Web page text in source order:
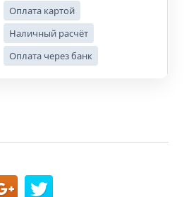
Оплата картой
Наличный расчёт
Оплата через банк